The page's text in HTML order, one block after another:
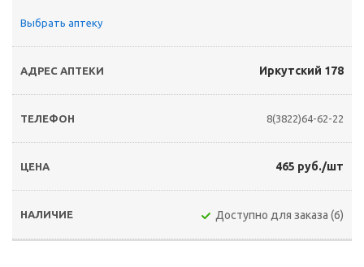
Выбрать аптеку
Иркутский 178
8(3822)64-62-22
465 руб./шт
Доступно для заказа (6)